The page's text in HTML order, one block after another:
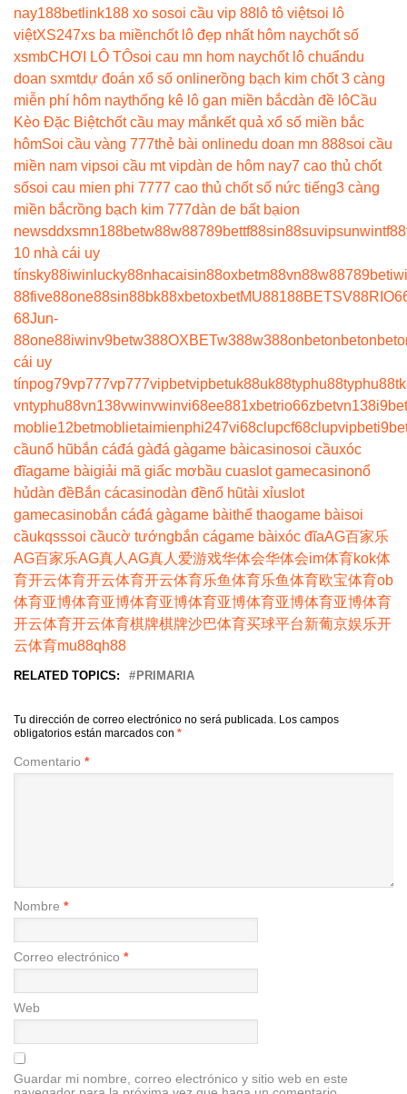
nay188betlink188 xo sosoi cầu vip 88 lô tô việtsoi lô
việtXS247xs ba miềnchốt lô đẹp nhất hôm naychốt số
xsmbCHƠI LÔ TÔsoi cau mn hom naychốt lô chuẩndu
doan sxmtdự đoán xổ số onlinerồng bạch kim chốt 3 càng
miễn phí hôm naythống kê lô gan miền bắcdàn đề lôCầu
Kèo Đặc Biệtchốt cầu may mắnkết quả xổ số miền bắc
hômSoi cầu vàng 777thẻ bài onlinedu doan mn 888soi cầu
miền nam vipsoi cầu mt vipdàn de hôm nay7 cao thủ chốt
sốsoi cau mien phi 7777 cao thủ chốt số nức tiếng3 càng
miền bắcrồng bạch kim 777dàn de bất bạion
newsddxsmn188betw88w88789bettf88sin88suvipsunwintf88
10 nhà cái uy
tínsky88iwin lucky88nhacaisin88oxbetm88vn88w88789bet
88five88one88sin88bk88xbetoxbetMU88188BETSV88
68Jun-
88one88iwinv9betw388OXBETw388w388onbetonbetonbet
cái uy
tínpog79vp777vp777vipbetvipbetuk88uk88typhu88typhu88
vntyphu88vn138vwinvwinvi68ee881xbetrio66zbetvn138
moblie12betmoblietaimienphi247vi68clupcf68clupvipbet
cầunổ hũbắn cáđá gàđá gàgame bàicasinosoi cầuxóc
đĩagame bàigiải mã giấc mơbầu cuaslot gamecasinonổ
hủdàn đềBắn cácasinodàn đềnổ hũtài xỉuslot
gamecasinobắn cáđá gàgame bàithể thaogame bàisoi
cầukqsssoi cầucờ tướngbắn cágame bàixóc đĩaAG百家乐
AG百家乐AG真人 AG真人 爱游戏华体会华体会im体育kok体
育开云体育开云体育开云体育乐鱼体育乐鱼体育欧宝体育ob
体育亚博体育亚博体育亚博体育亚博体育亚博体育亚博体育
开云体育开云体育棋牌棋牌沙巴体育买球平台新葡京娱乐开
云体育mu88qh88
RELATED TOPICS: PRIMARIA
Tu dirección de correo electrónico no será publicada. Los campos
obligatorios están marcados con *
Comentario *
Nombre *
Correo electrónico *
Web
Guardar mi nombre, correo electrónico y sitio web en este